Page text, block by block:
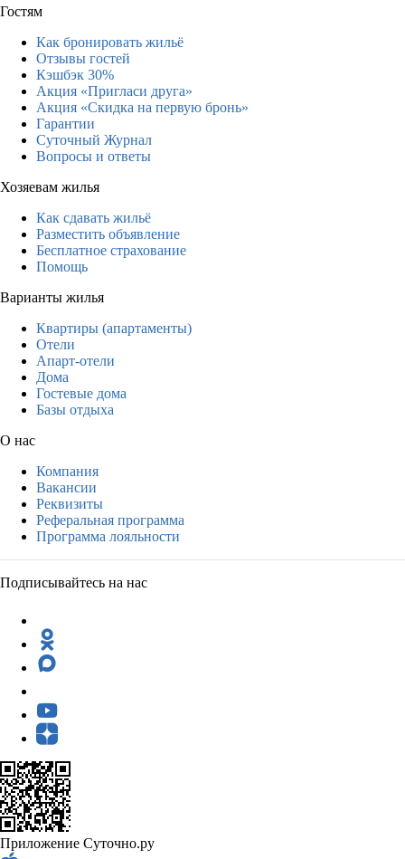
Гостям
Как бронировать жильё
Отзывы гостей
Кэшбэк 30%
Акция «Пригласи друга»
Акция «Скидка на первую бронь»
Гарантии
Суточный Журнал
Вопросы и ответы
Хозяевам жилья
Как сдавать жильё
Разместить объявление
Бесплатное страхование
Помощь
Варианты жилья
Квартиры (апартаменты)
Отели
Апарт-отели
Дома
Гостевые дома
Базы отдыха
О нас
Компания
Вакансии
Реквизиты
Реферальная программа
Программа лояльности
Подписывайтесь на нас
Приложение Суточно.ру